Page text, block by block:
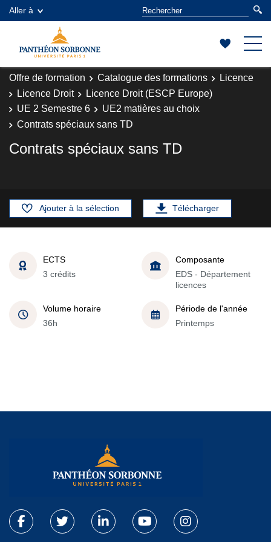
Aller à
Offre de formation Catalogue des formations
Licence
Licence Droit
Licence Droit (ESCP Europe)
UE 2 Semestre 6
UE2 matières au choix
Contrats spéciaux sans TD
Contrats spéciaux sans TD
Ajouter à la sélection Télécharger
ECTS
3 crédits
Composante
EDS - Département
licences
Volume horaire
36h
Période de l'année
Printemps